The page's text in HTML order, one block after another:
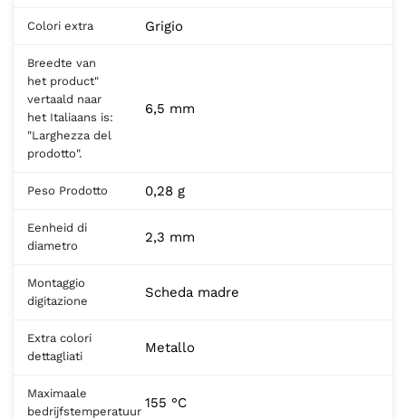
Colori extra Grigio
Breedte van
het product"
vertaald naar
het Italiaans is:
"Larghezza del
prodotto".
6,5 mm
Peso Prodotto 0,28 g
Eenheid di
diametro
2,3 mm
Montaggio
digitazione
Scheda madre
Extra colori
dettagliati
Metallo
Maximaale
bedrijfstemperatuur
155 °C